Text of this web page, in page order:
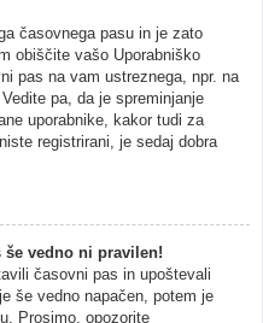
časovnega pasu in je zato
obiščite vašo Uporabniško
pas na vam ustreznega, npr. na
pa, da je spreminjanje
uporabnike, kakor tudi za
registrirani, je sedaj dobra
še vedno ni pravilen!
časovni pas in upoštevali
še vedno napačen, potem je
Prosimo, opozorite